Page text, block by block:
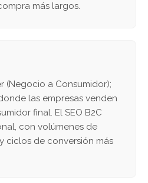
más largos.
(Negocio a Consumidor);
las empresas venden
final. El SEO B2C
con volúmenes de
ciclos de conversión más